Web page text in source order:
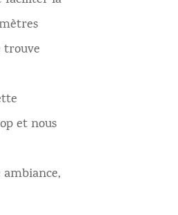
trouve
et nous